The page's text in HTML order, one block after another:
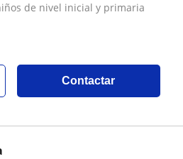
de nivel inicial y primaria
Contactar